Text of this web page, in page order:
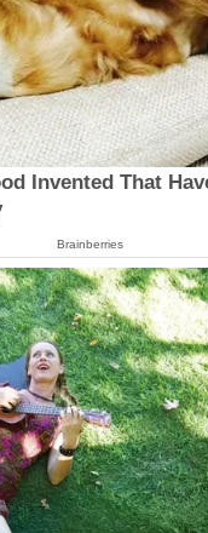
Invented That
Brainberries